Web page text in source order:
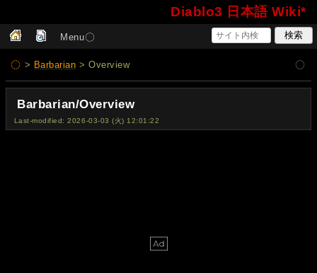
Diablo3 日本語 Wiki*
Menu
> Barbarian > Overview
Barbarian/Overview
Last-modified: 2026-03-03 (火) 12:01:22